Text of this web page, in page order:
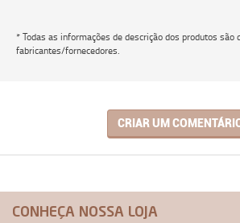
* Todas as informações de descrição dos produtos são
fabricantes/fornecedores.
CRIAR UM
CONHEÇA NOSSA LOJA